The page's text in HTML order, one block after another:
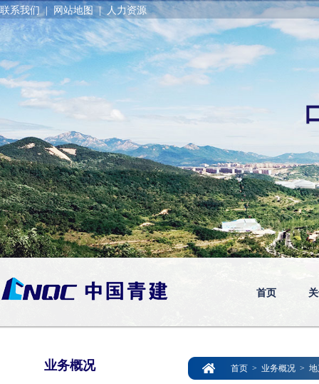
联系我们 | 网站地图 | 人力资源
首页
业务概况 首页 > 业务概况 >